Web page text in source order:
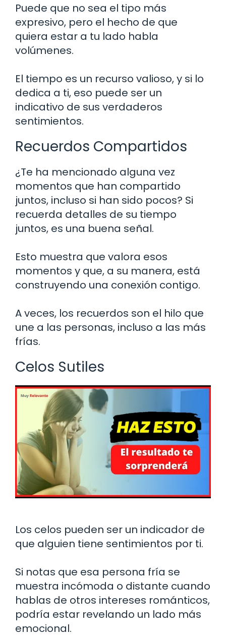
Puede que no sea el tipo más
expresivo, pero el hecho de que
quiera estar a tu lado habla
volúmenes.
El tiempo es un recurso valioso, y si lo
dedica a ti, eso puede ser un
indicativo de sus verdaderos
sentimientos.
Recuerdos Compartidos
¿Te ha mencionado alguna vez
momentos que han compartido
juntos, incluso si han sido pocos? Si
recuerda detalles de su tiempo
juntos, es una buena señal.
Esto muestra que valora esos
momentos y que, a su manera, está
construyendo una conexión contigo.
A veces, los recuerdos son el hilo que
une a las personas, incluso a las más
frías.
Celos Sutiles
Los celos pueden ser un indicador de
que alguien tiene sentimientos por ti.
Si notas que esa persona fría se
muestra incómoda o distante cuando
hablas de otros intereses románticos,
podría estar revelando un lado más
emocional.